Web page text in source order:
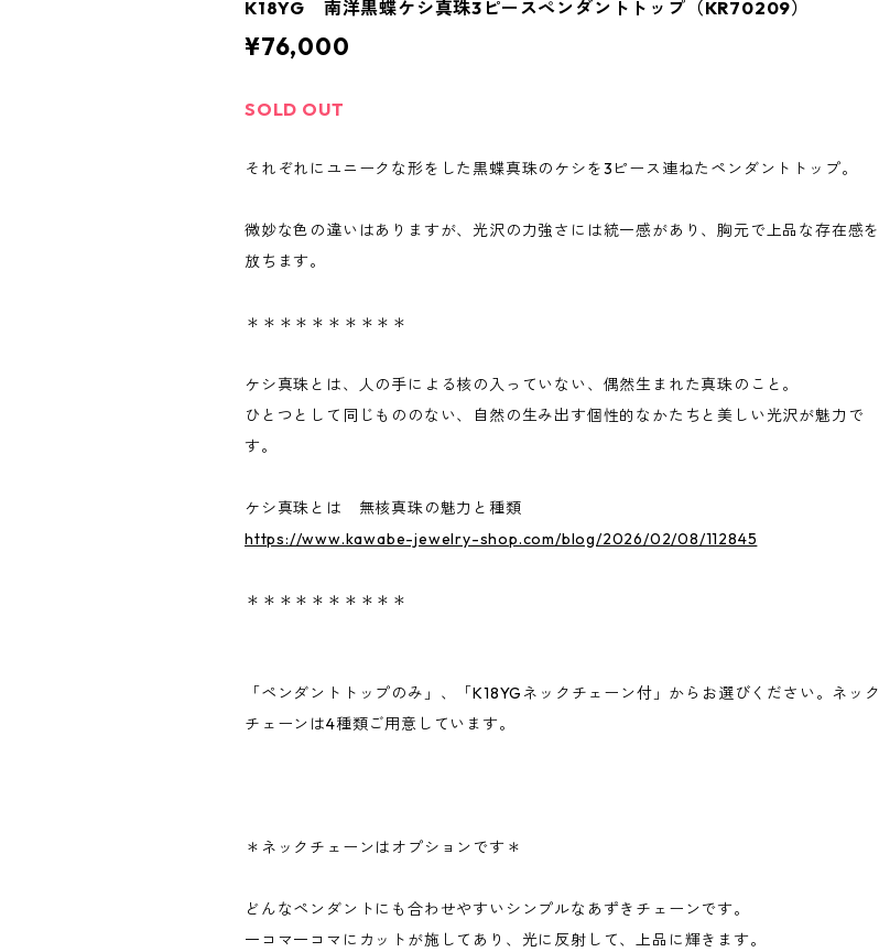
K18YG 南洋黒蝶ケシ真珠3ピースペンダントトップ（KR70209）
¥76,000
SOLD OUT
それぞれにユニークな形をした黒蝶真珠のケシを3ピース連ねたペンダントトップ。
微妙な色の違いはありますが、光沢の力強さには統一感があり、胸元で上品な存在感を
放ちます。
＊＊＊＊＊＊＊＊＊＊
ケシ真珠とは、人の手による核の入っていない、偶然生まれた真珠のこと。
ひとつとして同じもののない、自然の生み出す個性的なかたちと美しい光沢が魅力で
す。
ケシ真珠とは 無核真珠の魅力と種類
https://www.kawabe-jewelry-shop.com/blog/2026/02/08/112845
＊＊＊＊＊＊＊＊＊＊
「ペンダントトップのみ」、「K18YGネックチェーン付」からお選びください。ネック
チェーンは4種類ご用意しています。
＊ネックチェーンはオプションです＊
どんなペンダントにも合わせやすいシンプルなあずきチェーンです。
一コマ一コマにカットが施してあり、光に反射して、上品に輝きます。